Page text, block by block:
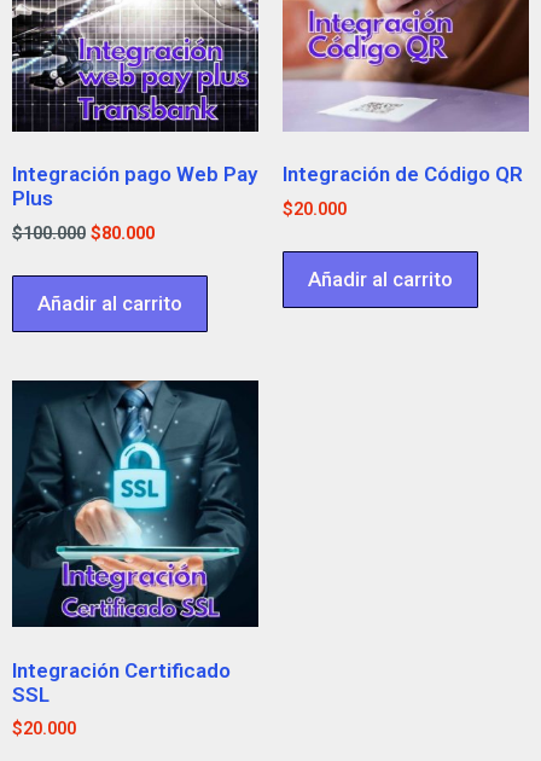
Integración pago Web Pay
Plus
$100.000 $80.000
Añadir al carrito
Integración de Código QR
$20.000
Añadir al carrito
Integración Certificado
SSL
$20.000